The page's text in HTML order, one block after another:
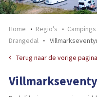
Home Regio's
Drangedal
Terug naar de vorige pagina